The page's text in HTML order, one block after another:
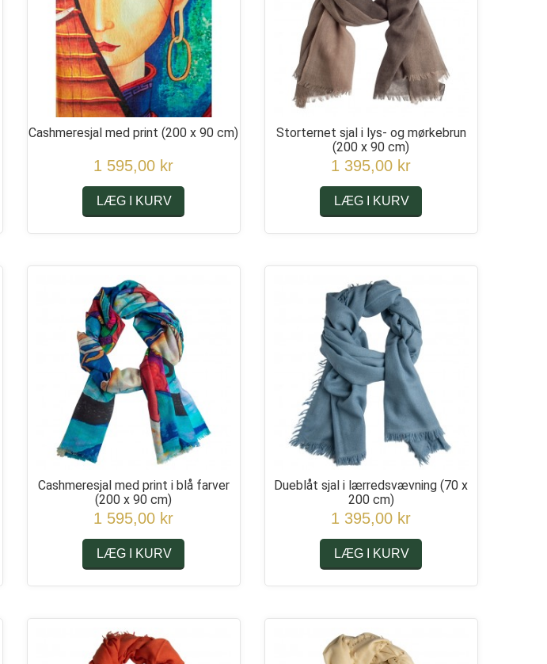
Cashmeresjal med print(200 x 90 cm)
1 595,00 kr
LÆG I KURV
Storternet sjal i lys- og mørkebrun
(200 x 90 cm)
1 395,00 kr
LÆG I KURV
Cashmeresjal med print i blå farver
(200 x 90 cm)
1 595,00 kr
LÆG I KURV
Dueblåt sjal i lærredsvævning(70 x
200 cm)
1 395,00 kr
LÆG I KURV